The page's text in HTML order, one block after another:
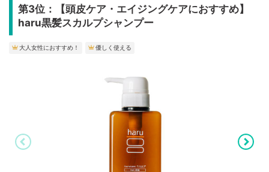
第3位：【頭皮ケア・エイジングケアにおすすめ】
haru黒髪スカルプシャンプー
大人女性におすすめ！ 優しく使える